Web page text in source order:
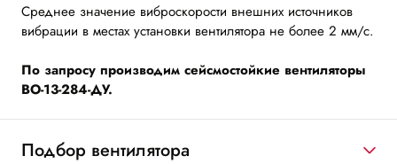
Среднее значение виброскорости внешних источников
вибрации в местах установки вентилятора не более 2 мм/с.
По запросу производим сейсмостойкие вентиляторы
ВО-13-284-ДУ.
Подбор вентилятора